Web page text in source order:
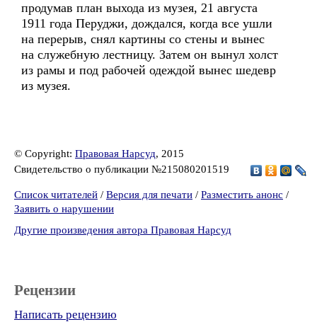
продумав план выхода из музея, 21 августа
1911 года Перуджи, дождался, когда все ушли
на перерыв, снял картины со стены и вынес
на служебную лестницу. Затем он вынул холст
из рамы и под рабочей одеждой вынес шедевр
из музея.
© Copyright: Правовая Нарсуд, 2015
Свидетельство о публикации №215080201519
Список читателей / Версия для печати / Разместить анонс /
Заявить о нарушении
Другие произведения автора Правовая Нарсуд
Рецензии
Написать рецензию